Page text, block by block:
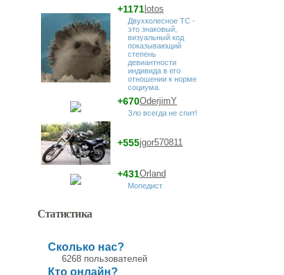
lotos
+1171
Двухколесное ТС -
это знаковый,
визуальный код
показывающий
степень
девиантности
индивида в его
отношении к норме
социума.
OderjimY
+670
Зло всегда не спит!
jgor570811
+555
Orland
+431
Мопедист
Статистика
Сколько нас?
6268 пользователей
Кто онлайн?